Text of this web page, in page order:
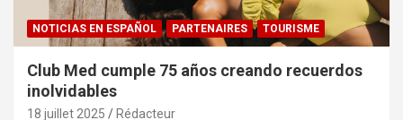
NOTICIAS EN ESPAÑOL PARTENAIRES TOURISME
Club Med cumple 75 años creando recuerdos
inolvidables
18 juillet 2025 Rédacteur